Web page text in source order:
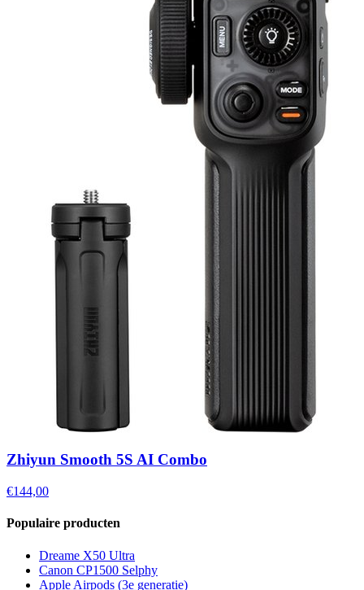
Zhiyun Smooth 5S AI Combo
€144,00
Populaire producten
Dreame X50 Ultra
Canon CP1500 Selphy
Apple Airpods (3e generatie)